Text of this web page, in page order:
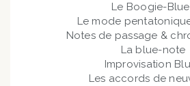
Le Boogie-
Le mode
Notes de passage &
La blue-note
Improvisation
Les accords de